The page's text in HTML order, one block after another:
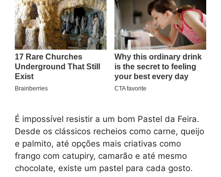
É impossível resistir a um bom Pastel da Feira.
Desde os clássicos recheios como carne, queijo
e palmito, até opções mais criativas como
frango com catupiry, camarão e até mesmo
chocolate, existe um pastel para cada gosto.